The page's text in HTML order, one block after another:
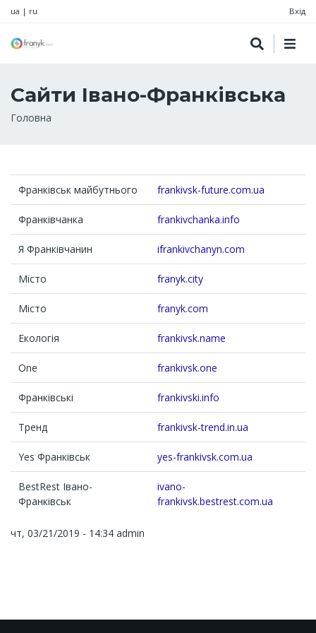
ua | ru Вхід
Сайти Івано-Франківська
Рядок
Головна
Франківськ майбутнього frankivsk-future.com.ua
Франківчанка frankivchanka.info
Я Франківчанин ifrankivchanyn.com
Місто franyk.city
Місто franyk.com
Екологія frankivsk.name
One frankivsk.one
Франківські frankivski.info
Тренд frankivsk-trend.in.ua
Yes Франківськ yes-frankivsk.com.ua
BestRest Івано-
Франківськ
ivano-
frankivsk.bestrest.com.ua
чт, 03/21/2019 - 14:34 admin